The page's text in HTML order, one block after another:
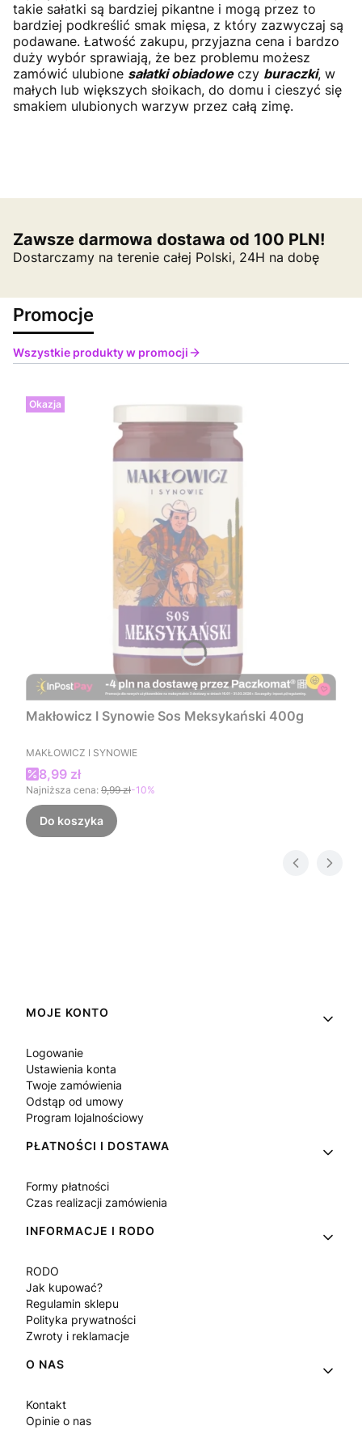
takie sałatki są bardziej pikantne i mogą przez to
bardziej podkreślić smak mięsa, z który zazwyczaj są
podawane. Łatwość zakupu, przyjazna cena i bardzo
duży wybór sprawiają, że bez problemu możesz
zamówić ulubione sałatki obiadoweczy buraczki, w
małych lub większych słoikach, do domu i cieszyć się
smakiem ulubionych warzyw przez całą zimę.
Zawsze darmowa dostawa od 100 PLN!
Dostarczamy na terenie całej Polski, 24H na dobę
Promocje
Wszystkie produkty w promocji
Okazja
Makłowicz I Synowie Sos Meksykański 400g
PRODUCENT
MAKŁOWICZ I SYNOWIE
Cena promocyjna
8,99 zł
Najniższa cena: 9,99 zł-10%
Do koszyka
Linki w stopce
MOJE KONTO
Logowanie
Ustawienia konta
Twoje zamówienia
Odstąp od umowy
Program lojalnościowy
PŁATNOŚCI I DOSTAWA
Formy płatności
Czas realizacji zamówienia
INFORMACJE I RODO
RODO
Jak kupować?
Regulamin sklepu
Polityka prywatności
Zwroty i reklamacje
O NAS
Kontakt
Opinie o nas